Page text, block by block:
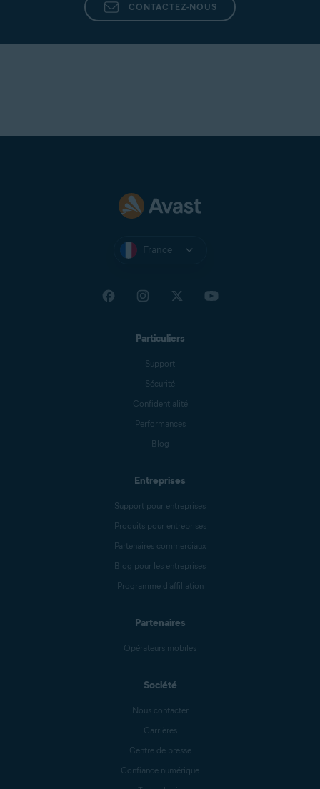
CONTACTEZ-NOUS
France
Particuliers
Support
Sécurité
Confidentialité
Performances
Blog
Entreprises
Support pour entreprises
Produits pour entreprises
Partenaires commerciaux
Blog pour les entreprises
Programme d’affiliation
Partenaires
Opérateurs mobiles
Société
Nous contacter
Carrières
Centre de presse
Confiance numérique